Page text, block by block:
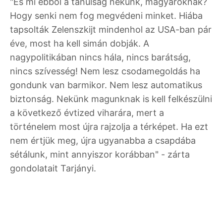
Hogy senki nem fog megvédeni minket. Hiába
tapsolták Zelenszkijt mindenhol az USA-ban pár
éve, most ha kell simán dobják. A
nagypolitikában nincs hála, nincs barátság,
nincs szívesség! Nem lesz csodamegoldás ha
gondunk van barmikor. Nem lesz automatikus
biztonság. Nekünk magunknak is kell felkészülni
a következő évtized viharára, mert a
történelem most újra rajzolja a térképet. Ha ezt
nem értjük meg, újra ugyanabba a csapdába
sétálunk, mint annyiszor korábban" - zárta
gondolatait Tarjányi.